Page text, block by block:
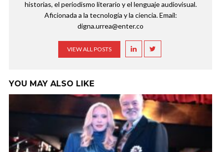
historias, el periodismo literario y el lenguaje audiovisual.
Aficionada a la tecnología y la ciencia. Email:
digna.urrea@enter.co
VIEW ALL POSTS
YOU MAY ALSO LIKE